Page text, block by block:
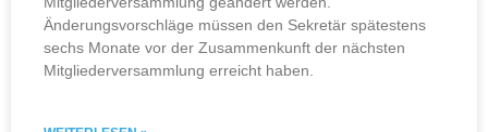
Änderungsvorschläge müssen den Sekretär spätestens
sechs Monate vor der Zusammenkunft der nächsten
Mitgliederversammlung erreicht haben.